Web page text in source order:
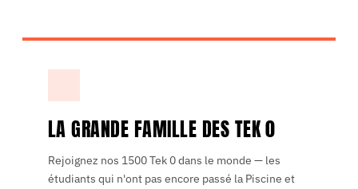
LA GRANDE FAMILLE DES TEK 0
Rejoignez nos 1500 Tek 0 dans le monde — les
étudiants qui n'ont pas encore passé la Piscine et